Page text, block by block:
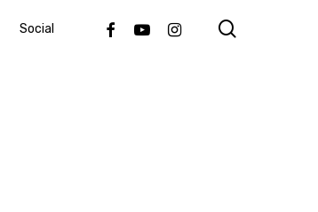
Social FacebookYoutubeInstagram